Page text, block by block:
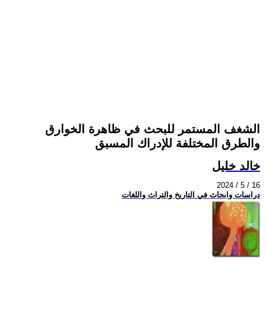
الشغف المستمر للبحث في ظاهرة الخوارق
والطرق المختلفة للإدراك المسبق
خالد خليل
2024 / 5 / 16
دراسات وابحاث في التاريخ والتراث واللغات